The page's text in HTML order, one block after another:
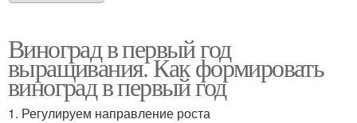
Виноград в первый год
выращивания. Как формировать
виноград в первый год
1. Регулируем направление роста